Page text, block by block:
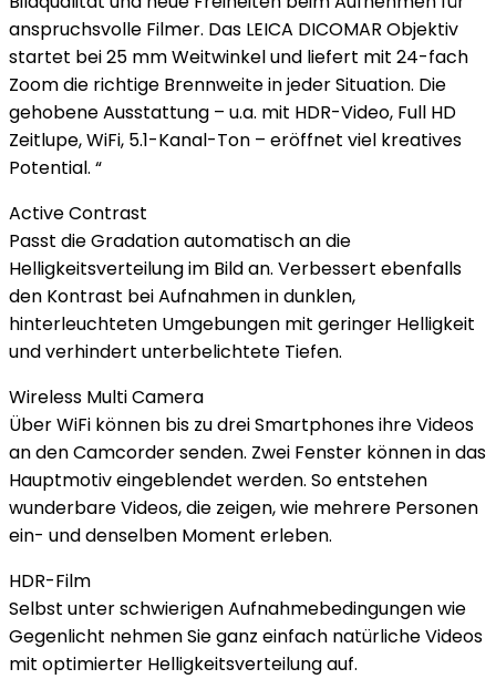
anspruchsvolle Filmer. Das LEICA DICOMAR Objektiv
startet bei 25 mm Weitwinkel und liefert mit 24-fach
Zoom die richtige Brennweite in jeder Situation. Die
gehobene Ausstattung – u.a. mit HDR-Video, Full HD
Zeitlupe, WiFi, 5.1-Kanal-Ton – eröffnet viel kreatives
Potential. “
Active Contrast
Passt die Gradation automatisch an die
Helligkeitsverteilung im Bild an. Verbessert ebenfalls
den Kontrast bei Aufnahmen in dunklen,
hinterleuchteten Umgebungen mit geringer Helligkeit
und verhindert unterbelichtete Tiefen.
Wireless Multi Camera
Über WiFi können bis zu drei Smartphones ihre Videos
an den Camcorder senden. Zwei Fenster können in das
Hauptmotiv eingeblendet werden. So entstehen
wunderbare Videos, die zeigen, wie mehrere Personen
ein- und denselben Moment erleben.
HDR-Film
Selbst unter schwierigen Aufnahmebedingungen wie
Gegenlicht nehmen Sie ganz einfach natürliche Videos
mit optimierter Helligkeitsverteilung auf.